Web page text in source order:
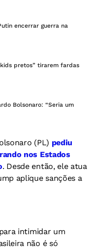
encerrar guerra na
pretos” tirarem fardas
Bolsonaro: “Seria um
(PL) pediu
nos Estados
. Desde então, ele atua
aplique sanções a
intimidar um
não é só